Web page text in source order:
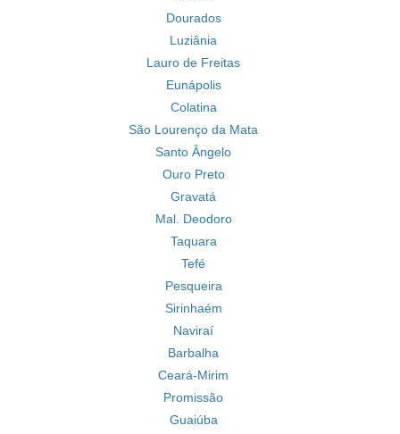
Dourados
Luziânia
Lauro de Freitas
Eunápolis
Colatina
São Lourenço da Mata
Santo Ângelo
Ouro Preto
Gravatá
Mal. Deodoro
Taquara
Tefé
Pesqueira
Sirinhaém
Naviraí
Barbalha
Ceará-Mirim
Promissão
Guaiúba